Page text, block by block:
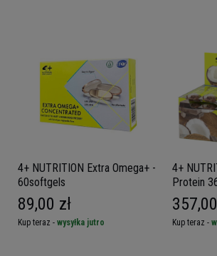
4+ NUTRITION Extra Omega+ -
60softgels
89,00 zł
Kup teraz - wysyłka jutro
4+
Protein
50g
Kup teraz -